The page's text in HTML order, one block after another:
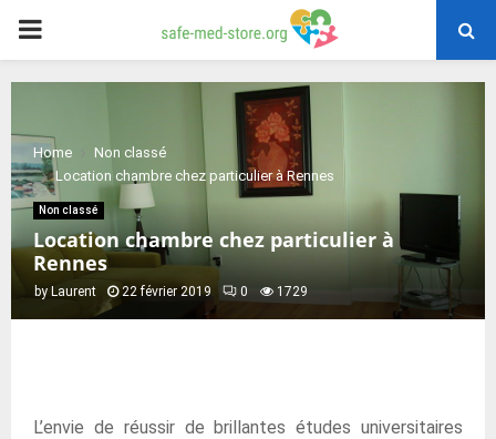
PRIMARY
MENU
Home
Non classé
Location chambre chez particulier à Rennes
Non classé
Location chambre chez particulier à
Rennes
by Laurent 22 février 2019 0 1729
L’envie de réussir de brillantes études universitaires